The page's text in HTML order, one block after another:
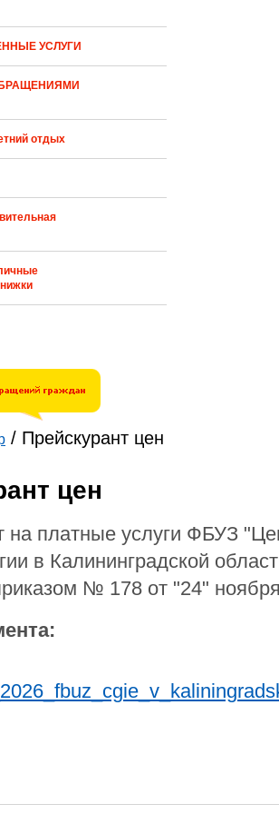
УСЛУГИ
отдых
/ Прейскурант цен
цен
на платные услуги ФБУЗ
в Калининградской
№ 178 от "24"